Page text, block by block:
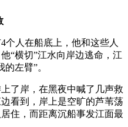
人在船底上，他和这些人
“横切”江水向岸边逃命，江
左臂”。
岸，在黑夜中喊了几声救
看到，岸上是空旷的芦苇荡
住，而距离沉船事发江面最